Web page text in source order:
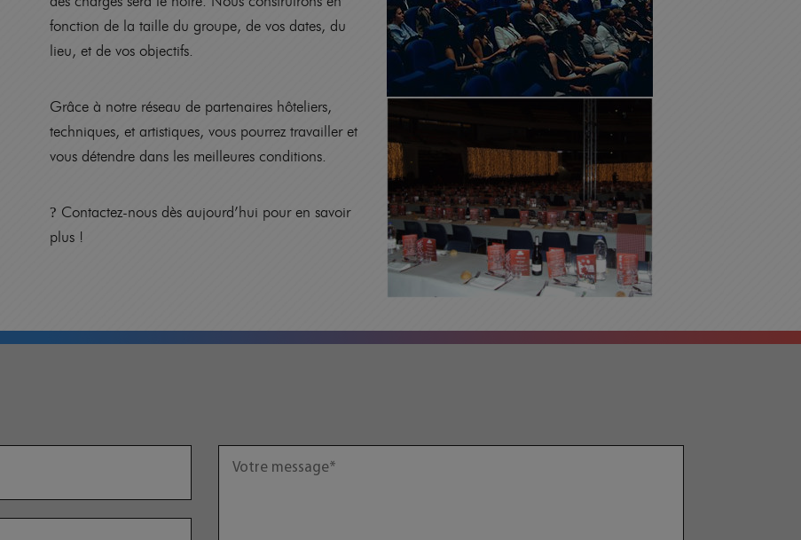
fonction de la taille du groupe, de vos dates, du
lieu, et de vos objectifs.
Grâce à notre réseau de partenaires hôteliers,
techniques, et artistiques, vous pourrez travailler et
vous détendre dans les meilleures conditions.
? Contactez-nous dès aujourd’hui pour en savoir
plus !